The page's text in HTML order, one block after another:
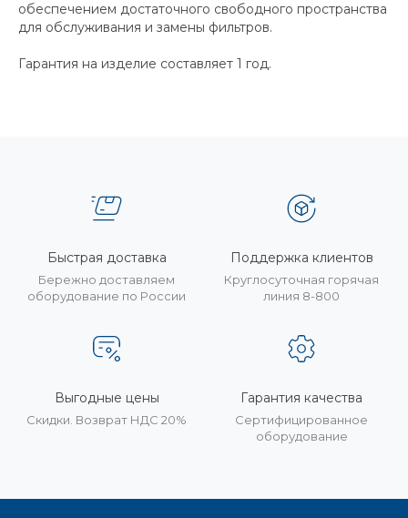
обеспечением достаточного свободного пространства
для обслуживания и замены фильтров.
Гарантия на изделие составляет 1 год.
Быстрая доставка
Бережно доставляем
оборудование по России
Поддержка клиентов
Круглосуточная горячая
линия 8-800
Выгодные цены
Скидки. Возврат НДС 20%
Гарантия качества
Сертифицированное
оборудование